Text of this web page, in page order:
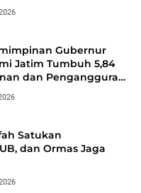
Gubernur
Jatim Tumbuh 5,84
dan Pengangguran
Satukan
dan Ormas Jaga